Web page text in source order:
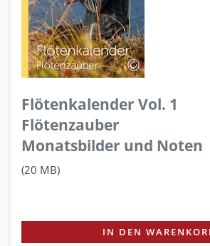
Flötenkalender Vol. 1
Flötenzauber
Monatsbilder und Noten
(20 MB)
IN DEN